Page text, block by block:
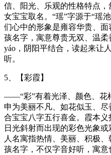
信、阳光、乐观的性格特点
女宝宝取名。“瑶”字源于“瑶
们心中的形象是雍容华贵、
孩名字，寓意尊贵无双、温柔
yáo，阴阳平结合，读起来让
听。
5、【彩霞】
——“彩”有着光泽、颜色、花
申为美丽不凡、如花似玉、
合宝宝八字五行喜金。霞本
日光斜射而出现的彩色光象
人名寓指热情、美丽、积极
孩名字，不仅字音好听，寓意